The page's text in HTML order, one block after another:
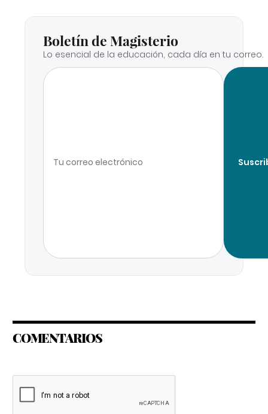
Boletín de Magisterio
Lo esencial de la educación, cada día en tu correo.
COMENTARIOS